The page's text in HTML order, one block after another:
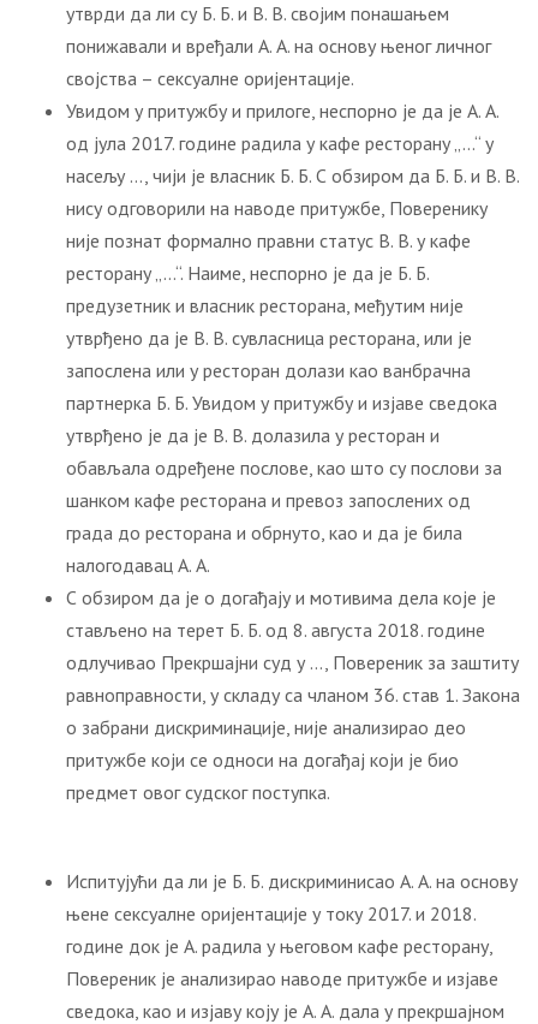
утврди да ли су Б. Б. и В. В. својим понашањем
понижавали и вређали А. А. на основу њеног личног
својства – сексуалне оријентације.
Увидом у притужбу и прилоге, неспорно је да је А. А.
од јула 2017. године радила у кафе ресторану „…“ у
насељу …, чији је власник Б. Б. С обзиром да Б. Б. и В. В.
нису одговорили на наводе притужбе, Поверенику
није познат формално правни статус В. В. у кафе
ресторану „…“. Наиме, неспорно је да је Б. Б.
предузетник и власник ресторана, међутим није
утврђено да је В. В. сувласница ресторана, или је
запослена или у ресторан долази као ванбрачна
партнерка Б. Б. Увидом у притужбу и изјаве сведока
утврђено је да је В. В. долазила у ресторан и
обављала одређене послове, као што су послови за
шанком кафе ресторана и превоз запослених од
града до ресторана и обрнуто, као и да је била
налогодавац А. А.
С обзиром да је о догађају и мотивима дела које је
стављено на терет Б. Б. од 8. августа 2018. године
одлучивао Прекршајни суд у …, Повереник за заштиту
равноправности, у складу са чланом 36. став 1. Закона
о забрани дискриминације, није анализирао део
притужбе који се односи на догађај који је био
предмет овог судског поступка.
Испитујући да ли је Б. Б. дискриминисао А. А. на основу
њене сексуалне оријентације у току 2017. и 2018.
године док је А. радила у његовом кафе ресторану,
Повереник је анализирао наводе притужбе и изјаве
сведока, као и изјаву коју је А. А. дала у прекршајном